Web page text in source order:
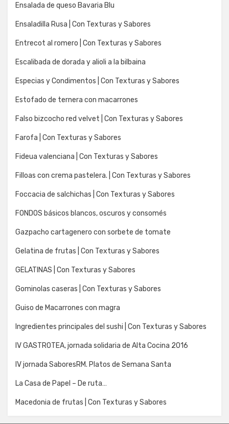
Ensalada de queso Bavaria Blu
Ensaladilla Rusa | Con Texturas y Sabores
Entrecot al romero | Con Texturas y Sabores
Escalibada de dorada y alioli a la bilbaina
Especias y Condimentos | Con Texturas y Sabores
Estofado de ternera con macarrones
Falso bizcocho red velvet | Con Texturas y Sabores
Farofa | Con Texturas y Sabores
Fideua valenciana | Con Texturas y Sabores
Filloas con crema pastelera. | Con Texturas y Sabores
Foccacia de salchichas | Con Texturas y Sabores
FONDOS básicos blancos, oscuros y consomés
Gazpacho cartagenero con sorbete de tomate
Gelatina de frutas | Con Texturas y Sabores
GELATINAS | Con Texturas y Sabores
Gominolas caseras | Con Texturas y Sabores
Guiso de Macarrones con magra
Ingredientes principales del sushi | Con Texturas y Sabores
IV GASTROTEA, jornada solidaria de Alta Cocina 2016
IV jornada SaboresRM. Platos de Semana Santa
La Casa de Papel – De ruta…
Macedonia de frutas | Con Texturas y Sabores